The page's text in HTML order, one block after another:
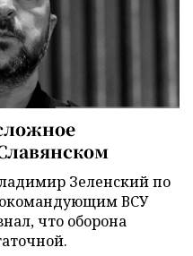
Зеленский по
ВСУ
что оборона